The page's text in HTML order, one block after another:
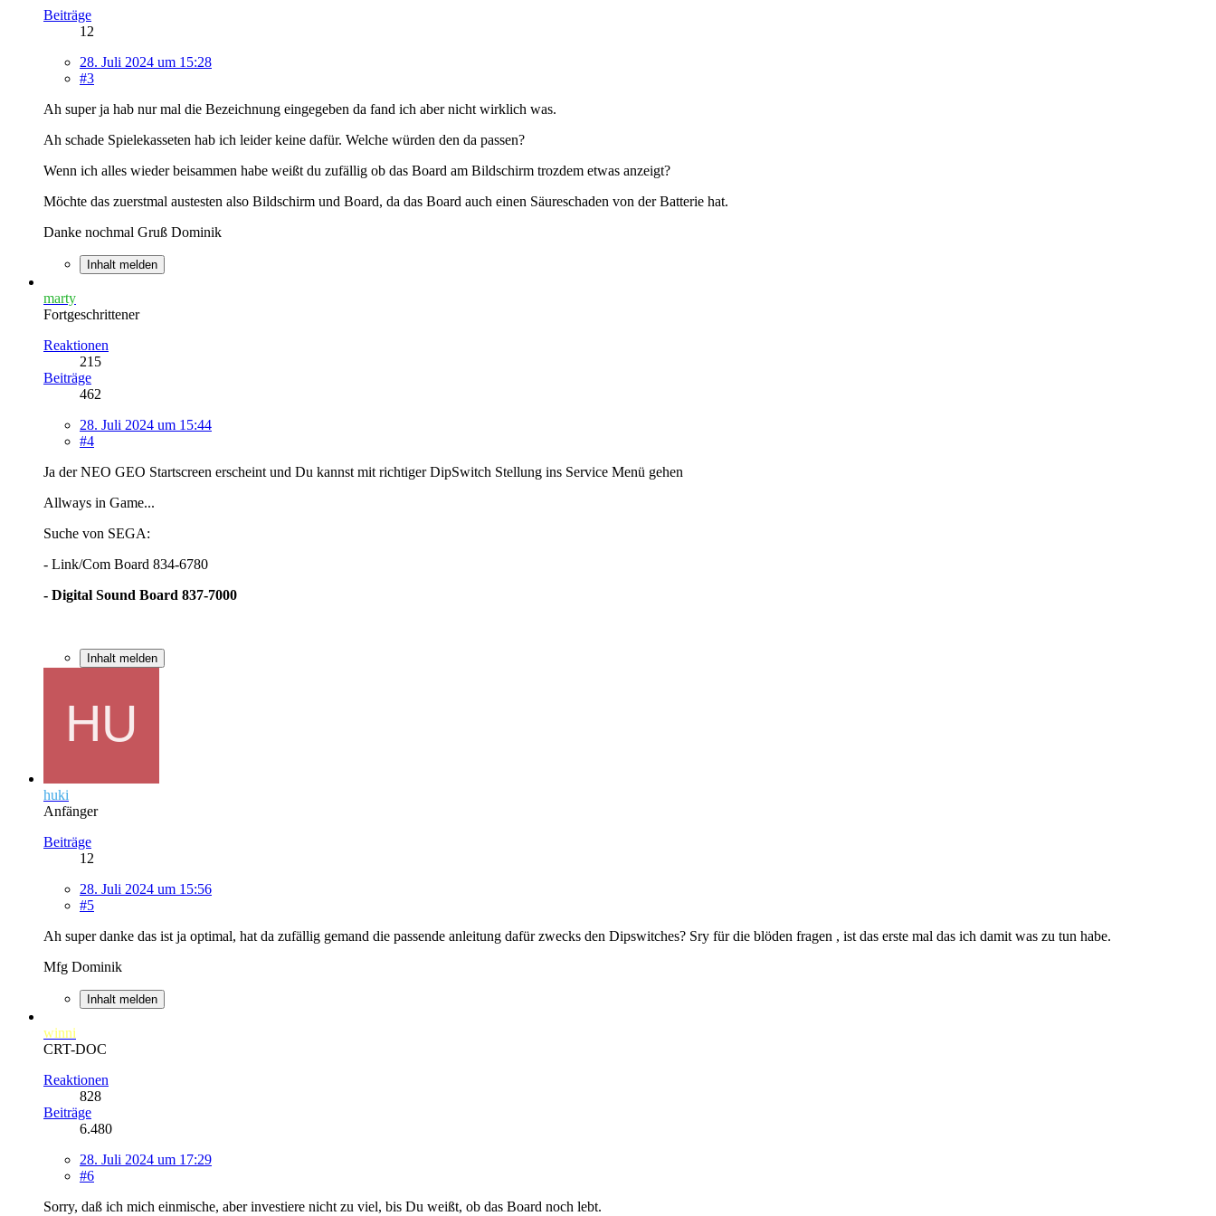
Beiträge
12
28. Juli 2024 um 15:28
#3
Ah super ja hab nur mal die Bezeichnung eingegeben da fand ich aber nicht wirklich was.
Ah schade Spielekasseten hab ich leider keine dafür. Welche würden den da passen?
Wenn ich alles wieder beisammen habe weißt du zufällig ob das Board am Bildschirm trozdem etwas anzeigt?
Möchte das zuerstmal austesten also Bildschirm und Board, da das Board auch einen Säureschaden von der Batterie hat.
Danke nochmal Gruß Dominik
Inhalt melden
marty
Fortgeschrittener
Reaktionen
215
Beiträge
462
28. Juli 2024 um 15:44
#4
Ja der NEO GEO Startscreen erscheint und Du kannst mit richtiger DipSwitch Stellung ins Service Menü gehen
Allways in Game...
Suche von SEGA:
- Link/Com Board 834-6780
- Digital Sound Board 837-7000
Inhalt melden
huki
Anfänger
Beiträge
12
28. Juli 2024 um 15:56
#5
Ah super danke das ist ja optimal, hat da zufällig gemand die passende anleitung dafür zwecks den Dipswitches? Sry für die blöden fragen , ist das erste mal das ich damit was zu tun habe.
Mfg Dominik
Inhalt melden
winni
CRT-DOC
Reaktionen
828
Beiträge
6.480
28. Juli 2024 um 17:29
#6
Sorry, daß ich mich einmische, aber investiere nicht zu viel, bis Du weißt, ob das Board noch lebt.